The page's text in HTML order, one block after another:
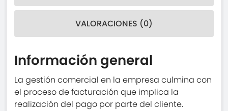
VALORACIONES (0)
Información general
La gestión comercial en la empresa culmina con
el proceso de facturación que implica la
realización del pago por parte del cliente.